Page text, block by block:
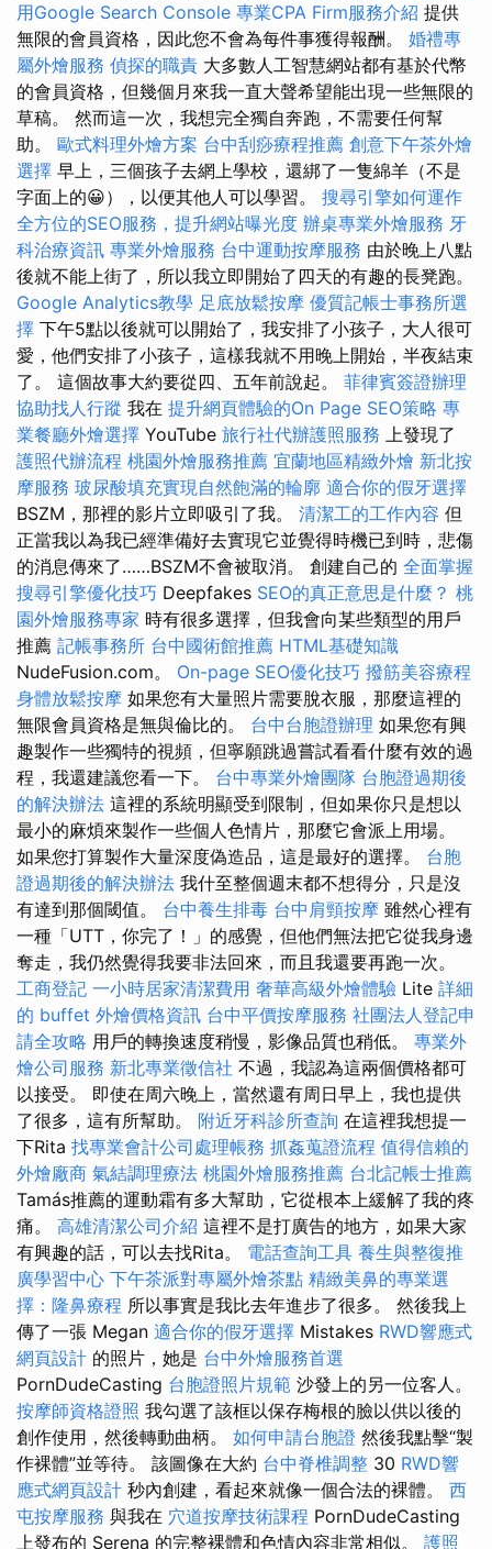
用Google Search Console 專業CPA Firm服務介紹 提供
無限的會員資格，因此您不會為每件事獲得報酬。 婚禮專
屬外燴服務 偵探的職責 大多數人工智慧網站都有基於代幣
的會員資格，但幾個月來我一直大聲希望能出現一些無限的
草稿。 然而這一次，我想完全獨自奔跑，不需要任何幫
助。 歐式料理外燴方案 台中刮痧療程推薦 創意下午茶外燴
選擇 早上，三個孩子去網上學校，還綁了一隻綿羊（不是
字面上的😀），以便其他人可以學習。 搜尋引擎如何運作
全方位的SEO服務，提升網站曝光度 辦桌專業外燴服務 牙
科治療資訊 專業外燴服務 台中運動按摩服務 由於晚上八點
後就不能上街了，所以我立即開始了四天的有趣的長凳跑。
Google Analytics教學 足底放鬆按摩 優質記帳士事務所選
擇 下午5點以後就可以開始了，我安排了小孩子，大人很可
愛，他們安排了小孩子，這樣我就不用晚上開始，半夜結束
了。 這個故事大約要從四、五年前說起。 菲律賓簽證辦理
協助找人行蹤 我在 提升網頁體驗的On Page SEO策略 專
業餐廳外燴選擇 YouTube 旅行社代辦護照服務 上發現了
護照代辦流程 桃園外燴服務推薦 宜蘭地區精緻外燴 新北按
摩服務 玻尿酸填充實現自然飽滿的輪廓 適合你的假牙選擇
BSZM，那裡的影片立即吸引了我。 清潔工的工作內容 但
正當我以為我已經準備好去實現它並覺得時機已到時，悲傷
的消息傳來了……BSZM不會被取消。 創建自己的 全面掌握
搜尋引擎優化技巧 Deepfakes SEO的真正意思是什麼？ 桃
園外燴服務專家 時有很多選擇，但我會向某些類型的用戶
推薦 記帳事務所 台中國術館推薦 HTML基礎知識
NudeFusion.com。 On-page SEO優化技巧 撥筋美容療程
身體放鬆按摩 如果您有大量照片需要脫衣服，那麼這裡的
無限會員資格是無與倫比的。 台中台胞證辦理 如果您有興
趣製作一些獨特的視頻，但寧願跳過嘗試看看什麼有效的過
程，我還建議您看一下。 台中專業外燴團隊 台胞證過期後
的解決辦法 這裡的系統明顯受到限制，但如果你只是想以
最小的麻煩來製作一些個人色情片，那麼它會派上用場。
如果您打算製作大量深度偽造品，這是最好的選擇。 台胞
證過期後的解決辦法 我什至整個週末都不想得分，只是沒
有達到那個閾值。 台中養生排毒 台中肩頸按摩 雖然心裡有
一種「UTT，你完了！」的感覺，但他們無法把它從我身邊
奪走，我仍然覺得我要非法回來，而且我還要再跑一次。
工商登記 一小時居家清潔費用 奢華高級外燴體驗 Lite 詳細
的 buffet 外燴價格資訊 台中平價按摩服務 社團法人登記申
請全攻略 用戶的轉換速度稍慢，影像品質也稍低。 專業外
燴公司服務 新北專業徵信社 不過，我認為這兩個價格都可
以接受。 即使在周六晚上，當然還有周日早上，我也提供
了很多，這有所幫助。 附近牙科診所查詢 在這裡我想提一
下Rita 找專業會計公司處理帳務 抓姦蒐證流程 值得信賴的
外燴廠商 氣結調理療法 桃園外燴服務推薦 台北記帳士推薦
Tamás推薦的運動霜有多大幫助，它從根本上緩解了我的疼
痛。 高雄清潔公司介紹 這裡不是打廣告的地方，如果大家
有興趣的話，可以去找Rita。 電話查詢工具 養生與整復推
廣學習中心 下午茶派對專屬外燴茶點 精緻美鼻的專業選
擇：隆鼻療程 所以事實是我比去年進步了很多。 然後我上
傳了一張 Megan 適合你的假牙選擇 Mistakes RWD響應式
網頁設計 的照片，她是 台中外燴服務首選
PornDudeCasting 台胞證照片規範 沙發上的另一位客人。
按摩師資格證照 我勾選了該框以保存梅根的臉以供以後的
創作使用，然後轉動曲柄。 如何申請台胞證 然後我點擊“製
作裸體”並等待。 該圖像在大約 台中脊椎調整 30 RWD響
應式網頁設計 秒內創建，看起來就像一個合法的裸體。 西
屯按摩服務 與我在 穴道按摩技術課程 PornDudeCasting
上發布的 Serena 的完整裸體和色情內容非常相似。 護照